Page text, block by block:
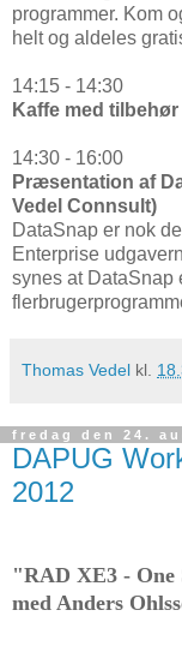
programmer. Kom
helt og aldeles
14:15 - 14:30
Kaffe med tilbehør
14:30 - 16:00
Præsentation af
Vedel Connsult)
DataSnap er nok
Enterprise
synes at
Thomas Vedel kl.
fredag den 24.
DAPUG
2012
"RAD XE3 -
med Anders